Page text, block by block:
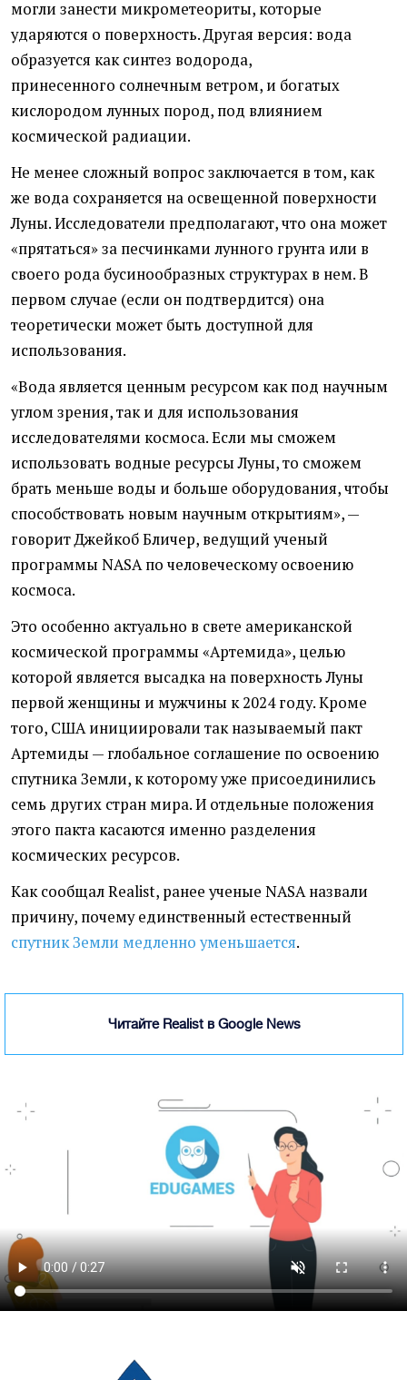
могли занести микрометеориты, которые
ударяются о поверхность. Другая версия: вода
образуется как синтез водорода,
принесенного солнечным ветром, и богатых
кислородом лунных пород, под влиянием
космической радиации.
Не менее сложный вопрос заключается в том, как
же вода сохраняется на освещенной поверхности
Луны. Исследователи предполагают, что она может
«прятаться» за песчинками лунного грунта или в
своего рода бусинообразных структурах в нем. В
первом случае (если он подтвердится) она
теоретически может быть доступной для
использования.
«Вода является ценным ресурсом как под научным
углом зрения, так и для использования
исследователями космоса. Если мы сможем
использовать водные ресурсы Луны, то сможем
брать меньше воды и больше оборудования, чтобы
способствовать новым научным открытиям», —
говорит Джейкоб Бличер, ведущий ученый
программы NASA по человеческому освоению
космоса.
Это особенно актуально в свете американской
космической программы «Артемида», целью
которой является высадка на поверхность Луны
первой женщины и мужчины к 2024 году. Кроме
того, США инициировали так называемый пакт
Артемиды — глобальное соглашение по освоению
спутника Земли, к которому уже присоединились
семь других стран мира. И отдельные положения
этого пакта касаются именно разделения
космических ресурсов.
Как сообщал Realist, ранее ученые NASA назвали
причину, почему единственный естественный
спутник Земли медленно уменьшается.
Читайте Realist в Google News